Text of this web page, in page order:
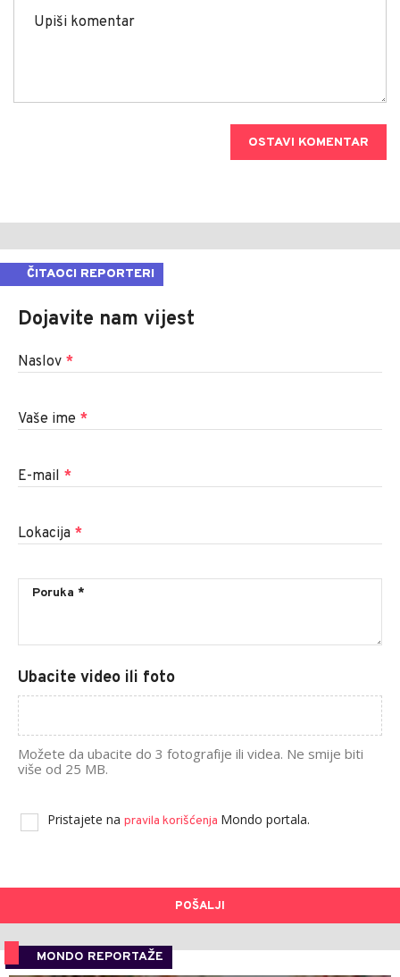
OSTAVI KOMENTAR
ČITAOCI REPORTERI
Dojavite nam vijest
Naslov *
Vaše ime *
E-mail *
Lokacija *
Ubacite video ili foto
Možete da ubacite do 3 fotografije ili videa. Ne smije biti
više od 25 MB.
Pristajete na pravila korišćenja Mondo portala.
POŠALJI
MONDO REPORTAŽE